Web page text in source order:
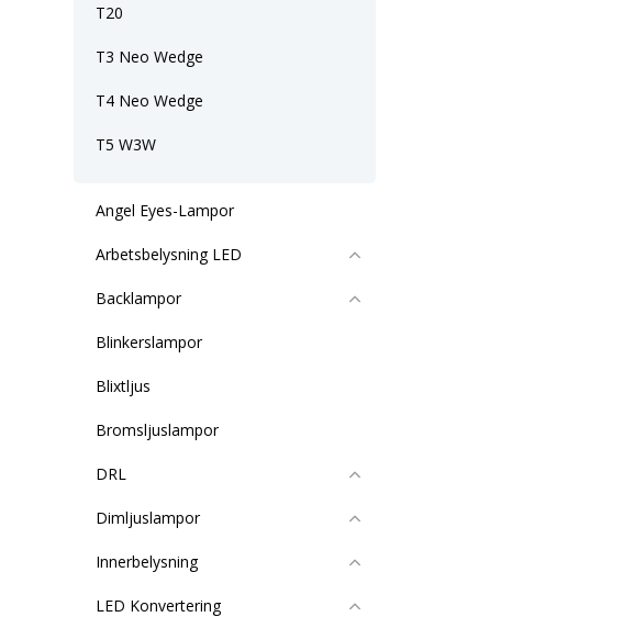
T20
T3 Neo Wedge
T4 Neo Wedge
T5 W3W
Angel Eyes-Lampor
Arbetsbelysning LED
Backlampor
Blinkerslampor
Blixtljus
Bromsljuslampor
DRL
Dimljuslampor
Innerbelysning
LED Konvertering